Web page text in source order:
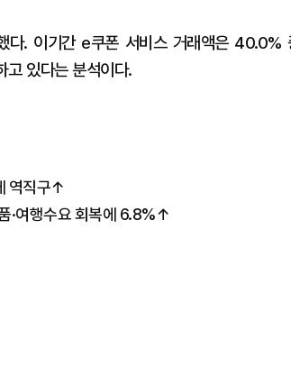
다. 이기간 e쿠폰 서비스 거래액은 40.0%
고 있다는 분석이다.
역직구↑
·여행수요 회복에 6.8%↑